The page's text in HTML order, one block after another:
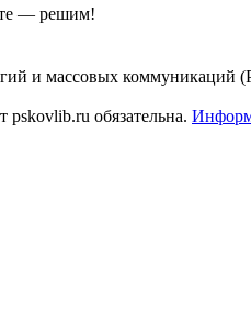
— решим!
и массовых коммуникаций
обязательна.